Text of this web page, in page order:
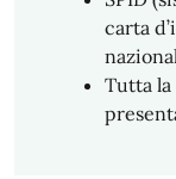
carta
Tutta